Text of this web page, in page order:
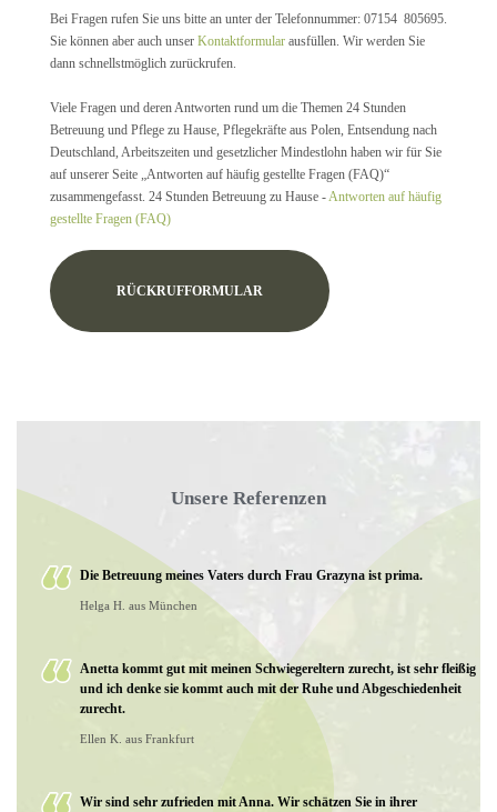
Bei Fragen rufen Sie uns bitte an unter der Telefonnummer: 07154 805695.
Sie können aber auch unser Kontaktformular ausfüllen. Wir werden Sie
dann schnellstmöglich zurückrufen.
Viele Fragen und deren Antworten rund um die Themen 24 Stunden
Betreuung und Pflege zu Hause, Pflegekräfte aus Polen, Entsendung nach
Deutschland, Arbeitszeiten und gesetzlicher Mindestlohn haben wir für Sie
auf unserer Seite „Antworten auf häufig gestellte Fragen (FAQ)“
zusammengefasst. 24 Stunden Betreuung zu Hause - Antworten auf häufig
gestellte Fragen (FAQ)
RÜCKRUFFORMULAR
Unsere Referenzen
Die Betreuung meines Vaters durch Frau Grazyna ist prima.
Helga H. aus München
Anetta kommt gut mit meinen Schwiegereltern zurecht, ist sehr fleißig
und ich denke sie kommt auch mit der Ruhe und Abgeschiedenheit
zurecht.
Ellen K. aus Frankfurt
Wir sind sehr zufrieden mit Anna. Wir schätzen Sie in ihrer